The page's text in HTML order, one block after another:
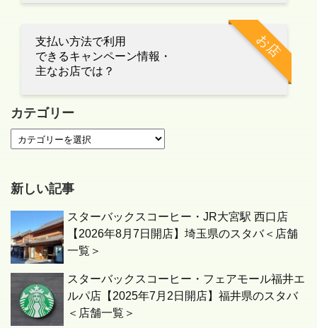
お店
支払い方法で利用
できるキャンペーン情報・
主なお店では？
カテゴリー
新しい記事
スターバックスコーヒー・JR大宮駅 西口店
【2026年8月7日開店】埼玉県のスタバ＜店舗
一覧＞
スターバックスコーヒー・フェアモール福井エ
ルパ店【2025年7月2日開店】福井県のスタバ
＜店舗一覧＞